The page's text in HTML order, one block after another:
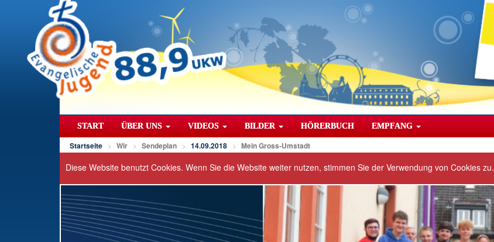
START ÜBER UNS VIDEOS BILDER HÖRERBUCH EMPFANG
Startseite Wir Sendeplan 14.09.2018 Mein Gross-Umstadt
Diese Website benutzt Cookies. Wenn Sie die Website weiter nutzen, stimmen Sie der Verwendung von Cookies zu.